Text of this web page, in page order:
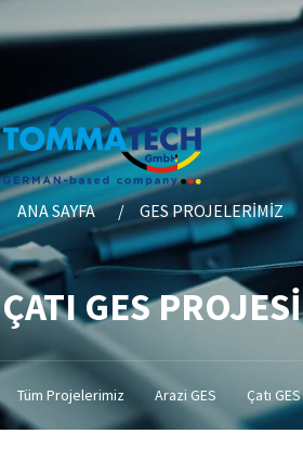
ANA SAYFA GES PROJELERIMIZ
ÇATI GES PROJESİ
Tüm Projelerimiz Arazi GES Çatı GES